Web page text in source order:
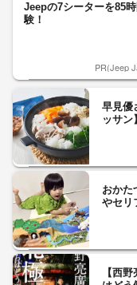
Jeepの7シーターを85
験！
PR(Jeep
早見優
ッサン】
おかた
やセリ
【西